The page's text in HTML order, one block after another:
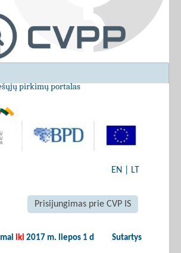
pirkimų portalas
EN LT
Prisijungimas prie CVP IS
iki 2017 m. liepos 1 d Sutartys